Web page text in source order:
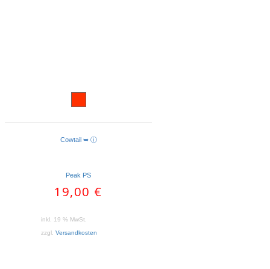
Cowtail ➥ ⓘ
Peak PS
19,00 €
inkl. 19 % MwSt.
zzgl. Versandkosten